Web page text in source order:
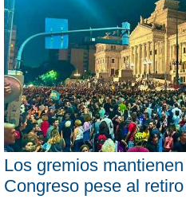
Los gremios
Congreso pese al